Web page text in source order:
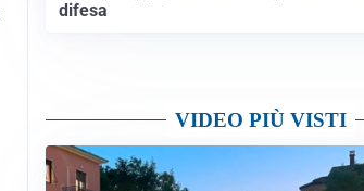
difesa
VIDEO PIÙ VISTI